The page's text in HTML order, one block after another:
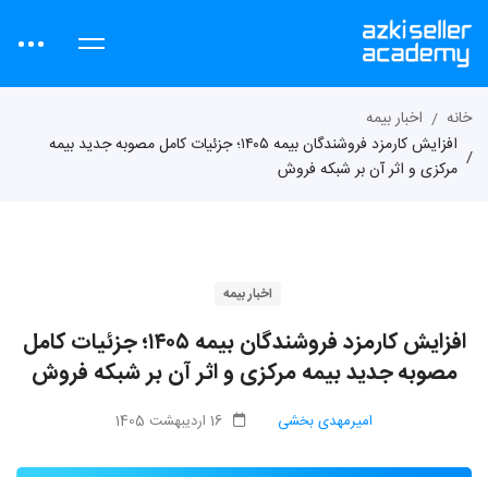
خانه
اخبار بیمه
افزایش کارمزد فروشندگان بیمه ۱۴۰۵؛ جزئیات کامل مصوبه جدید بیمه
مرکزی و اثر آن بر شبکه فروش
اخبار بیمه
افزایش کارمزد فروشندگان بیمه ۱۴۰۵؛ جزئیات کامل
مصوبه جدید بیمه مرکزی و اثر آن بر شبکه فروش
امیرمهدی بخشی 16 اردیبهشت 1405